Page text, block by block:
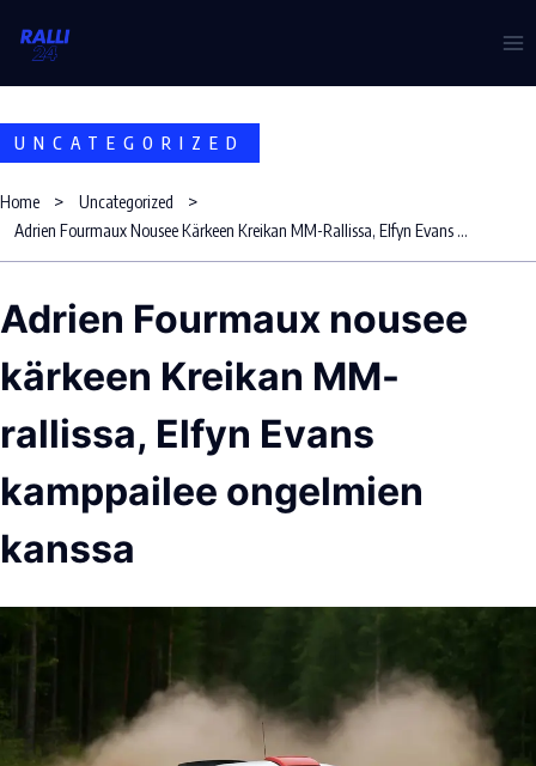
UNCATEGORIZED
Home
Uncategorized
Adrien Fourmaux Nousee Kärkeen Kreikan MM-Rallissa, Elfyn Evans Kamppailee Ongelmien Kanssa
Adrien Fourmaux nousee
kärkeen Kreikan MM-
rallissa, Elfyn Evans
kamppailee ongelmien
kanssa